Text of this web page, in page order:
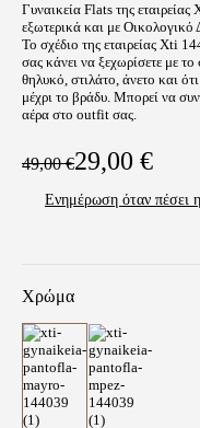
Γυναικεία Flats της
εξωτερικά και με
Το σχέδιο της εταιρείας Xti
σας κάνει να ξεχωρίσετε με
θηλυκό, στιλάτο, άνετο και
μέχρι το βράδυ. Μπορεί να
αέρα στο outfit σας.
49,00€
Original
price
29,00 €
Η
τρέχουσα
29,00 €.
Χρώμα
Ενημέρωση όταν πέσει